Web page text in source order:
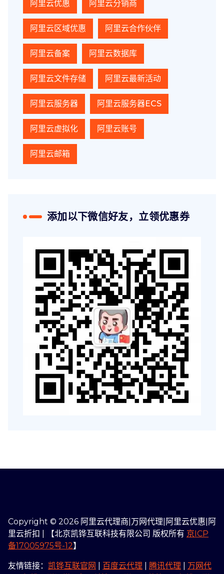
阿里云优惠 阿里云分销商
阿里云区域优惠 阿里云合作伙伴
阿里云备案 阿里云数据库
阿里云文件存储 阿里云最新活动
阿里云服务器 阿里云服务器ECS
阿里云虚拟化 阿里云账号
阿里云邮箱
添加以下微信好友，立领优惠券
Copyright © 2026 阿里云代理商|万网代理|阿里云优惠|阿
里云折扣 | 【北京凯铧互联科技有限公司 版权所有 京ICP
备17005975号-12】
友情链接： 凯铧互联官网 百度云代理 腾讯代理
万网代